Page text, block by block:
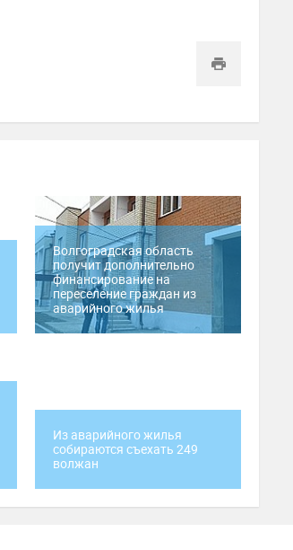
Волгоградская область
получит дополнительно
финансирование на
переселение граждан из
аварийного жилья
Из аварийного жилья
собираются съехать 249
волжан